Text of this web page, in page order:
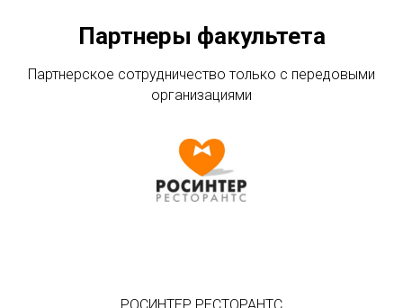
Партнеры факультета
Партнерское сотрудничество только с передовыми
организациями